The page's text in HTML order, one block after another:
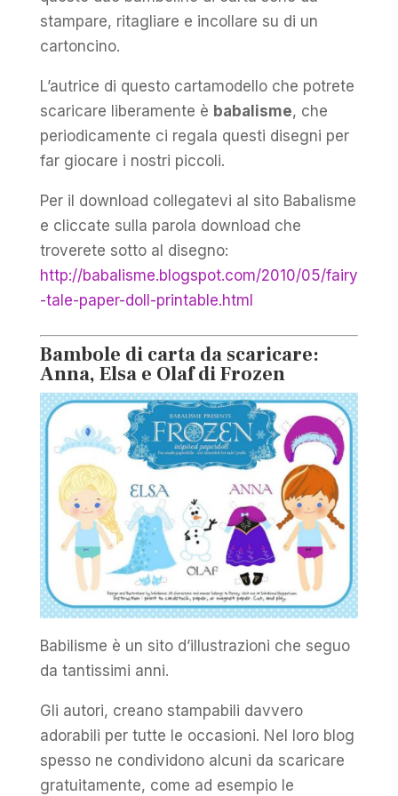
stampare, ritagliare e incollare su di un
cartoncino.
L’autrice di questo cartamodello che potrete
scaricare liberamente è babalisme, che
periodicamente ci regala questi disegni per
far giocare i nostri piccoli.
Per il download collegatevi al sito Babalisme
e cliccate sulla parola download che
troverete sotto al disegno:
http://babalisme.blogspot.com/2010/05/fairy
-tale-paper-doll-printable.html
Bambole di carta da scaricare:
Anna, Elsa e Olaf di Frozen
Babilisme è un sito d’illustrazioni che seguo
da tantissimi anni.
Gli autori, creano stampabili davvero
adorabili per tutte le occasioni. Nel loro blog
spesso ne condividono alcuni da scaricare
gratuitamente, come ad esempio le